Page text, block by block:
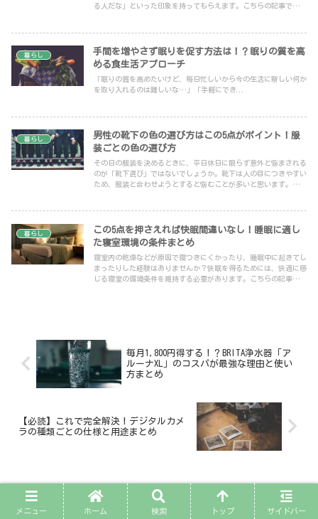
る人だな」といった印象を持ってもらえます。こちらの記事では、
暮らし
手間を増やさず眠りを促す方法は！？眠りの質を高
める食生活アプローチ
「眠りの質を高めたいけど、毎日忙しいから今の生活に新しい何か
を取り入れるのは難しいな…」「手軽にでき...
暮らし
男性の靴下の色の選び方はこの5点がポイント！服
装ごとの色の選び方
その日の服装を決めるときに、平日休日に限らず意外と悩まされる
のが「靴下選び」ではないでしょうか。靴下は人の目につきやすい
ため、服装と合わせようとすると悩むことが多いと思います。こち
暮らし
この5点を押さえれば快眠間違いなし！睡眠に適し
た寝室環境の条件まとめ
寝室内の乾燥などが原因で寝つきにくかったり、睡眠中に起きてし
まったりした経験はありませんか？快眠を得るためには、快適に感
じる寝室の環境条件を維持する必要があります。こちらの記事で
毎月1,800円得する！？BRITA浄水器「ア
ルーナXL」のコスパが最強な理由と使い
方まとめ
【必読】これで完全解決！デジタルカメ
ラの種類ごとの仕様と用途まとめ
コメント
メニュー ホーム 検索 トップ サイドバー